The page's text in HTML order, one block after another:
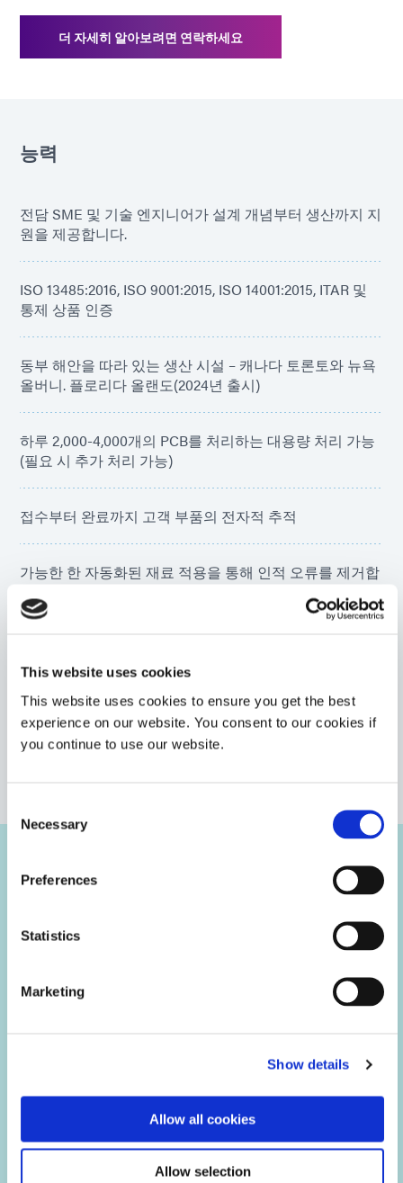
This website uses cookies
This website uses cookies to ensure you get the best
experience on our website. You consent to our cookies if
you continue to use our website.
Selection
Necessary
Preferences
Statistics
Marketing
Show details
Allow all cookies
Allow selection
더 자세히 알아보려면 연락하세요
능력
전담 SME 및 기술 엔지니어가 설계 개념부터 생산까지 지
원을 제공합니다.
ISO 13485:2016, ISO 9001:2015, ISO 14001:2015, ITAR 및
통제 상품 인증
동부 해안을 따라 있는 생산 시설 – 캐나다 토론토와 뉴욕
올버니. 플로리다 올랜도(2024년 출시)
하루 2,000-4,000개의 PCB를 처리하는 대용량 처리 가능
(필요 시 추가 처리 가능)
접수부터 완료까지 고객 부품의 전자적 추적
가능한 한 자동화된 재료 적용을 통해 인적 오류를 제거합
복성
표준 리드타임은 3-8일이며, 긴급 처리가 가능합니다.
수 있습니다.
VIEW MORE